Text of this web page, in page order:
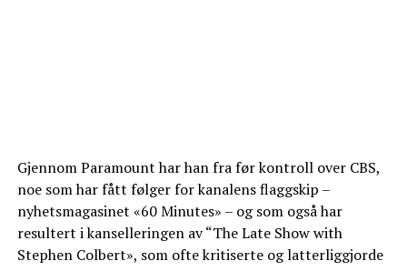
Gjennom Paramount har han fra før kontroll over CBS,
noe som har fått følger for kanalens flaggskip –
nyhetsmagasinet «60 Minutes» – og som også har
resultert i kanselleringen av “The Late Show with
Stephen Colbert», som ofte kritiserte og latterliggjorde